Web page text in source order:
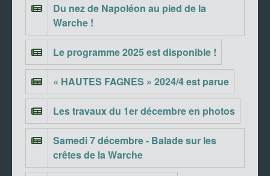
Du nez de Napoléon au pied de la
Warche !
Le programme 2025 est disponible !
« HAUTES FAGNES » 2024/4 est parue
Les travaux du 1er décembre en photos
Samedi 7 décembre - Balade sur les
crêtes de la Warche